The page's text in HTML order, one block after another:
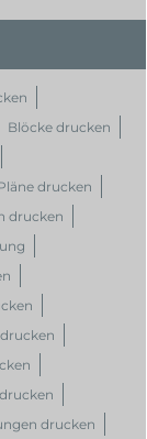
Blöcke drucken
drucken
drucken
drucken